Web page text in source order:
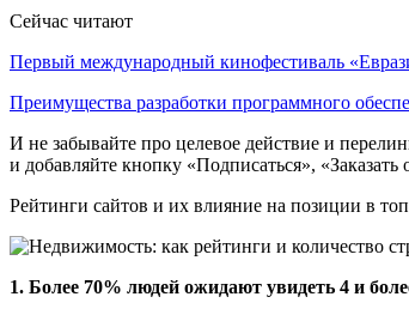
Сейчас читают
Первый международный кинофестиваль
Преимущества разработки программного
И не забывайте про целевое действие и
и добавляйте кнопку «Подписаться»,
Рейтинги сайтов и их влияние на позиции в
1. Более 70% людей ожидают увидеть 4 и